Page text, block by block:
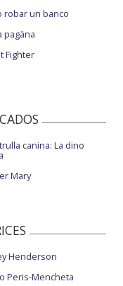
robar un banco
pagäna
Fighter
canina: La dino
Mary
Henderson
Peris-Mencheta